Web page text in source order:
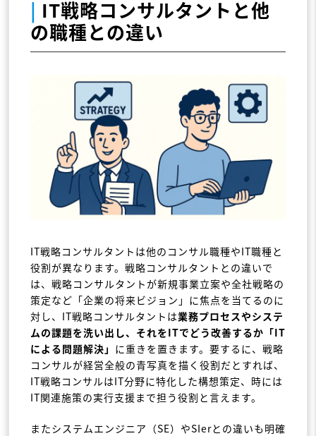
| IT戦略コンサルタントと他
の職種との違い
IT戦略コンサルタントは他のコンサル職種やIT職種と
役割が異なります。戦略コンサルタントとの違いで
は、戦略コンサルタントが新規事業立案や全社戦略の
策定など「企業の将来ビジョン」に焦点を当てるのに
対し、IT戦略コンサルタントは業務プロセスやシステ
ムの課題を洗い出し、それをITでどう改善するか「IT
による問題解決」 に重きを置きます。要するに、戦略
コンサルが経営全般の青写真を描く役割だとすれば、
IT戦略コンサルはIT分野に特化した構想策定、時には
IT関連施策の実行支援まで担う役割と言えます。
またシステムエンジニア（SE）やSIerとの違いも明確